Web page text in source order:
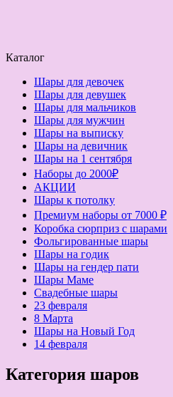
Каталог
Шары для девочек
Шары для девушек
Шары для мальчиков
Шары для мужчин
Шары на выписку
Шары на девичник
Шары на 1 сентября
Наборы до 2000₽
АКЦИИ
Шары к потолку
Премиум наборы от 7000 ₽
Коробка сюрприз с шарами
Фольгированные шары
Шары на годик
Шары на гендер пати
Шары Маме
Свадебные шары
23 февраля
8 Марта
Шары на Новый Год
14 февраля
Категория шаров